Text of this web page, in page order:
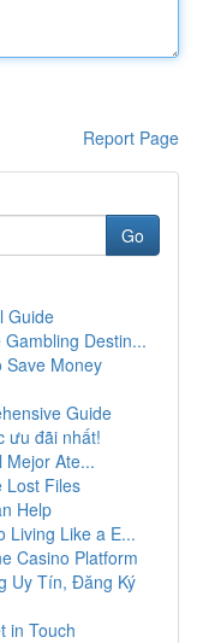
Report Page
Go
Guide
Destin...
Save Money
Guide
ưu đãi nhất!
Mejor Ate...
Lost Files
Help
Living Like a E...
Casino Platform
Uy Tín, Đăng Ký
in Touch